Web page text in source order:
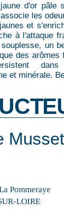
d'or pâle
les
et
à l'attaque
un
des arômes
et minérale.
Pommeraye
LOIRE